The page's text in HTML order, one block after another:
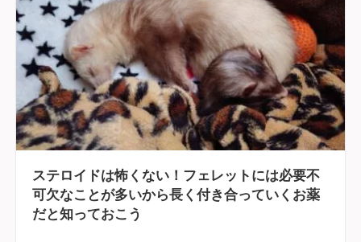
ステロイドは怖くない！フェレットには必要不
可欠なことが多いから長く付き合っていくお薬
だと知っておこう